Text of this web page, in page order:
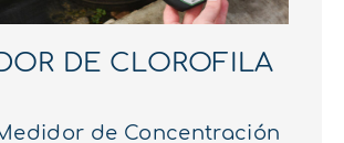
DE CLOROFILA
de Concentración